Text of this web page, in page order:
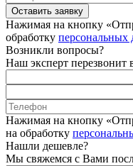
Оставить заявку
Нажимая на кнопку
обработку персональных
Возникли вопросы?
Наш эксперт
Нажимая на кнопку
на обработку
Нашли дешевле?
Мы свяжемся с Вами